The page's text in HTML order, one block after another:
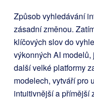
Způsob vyhledávání
zásadní změnou.
klíčových slov do
výkonných AI
další velké platformy
modelech, vytváří pro
intuitivnější a přímější